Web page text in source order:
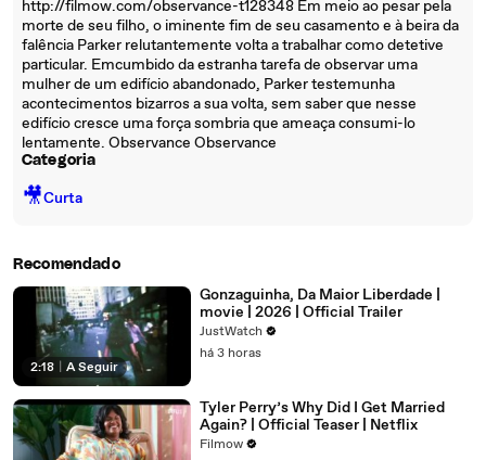
http://filmow.com/observance-t128348 Em meio ao pesar pela
morte de seu filho, o iminente fim de seu casamento e à beira da
falência Parker relutantemente volta a trabalhar como detetive
particular. Emcumbido da estranha tarefa de observar uma
mulher de um edifício abandonado, Parker testemunha
acontecimentos bizarros a sua volta, sem saber que nesse
edifício cresce uma força sombria que ameaça consumi-lo
lentamente. Observance Observance
Categoria
🎥Curta
Recomendado
2:18 A Seguir
Gonzaguinha, Da Maior Liberdade |
movie | 2026 | Official Trailer
JustWatch
há 3 horas
Tyler Perry’s Why Did I Get Married
Again? | Official Teaser | Netflix
Filmow